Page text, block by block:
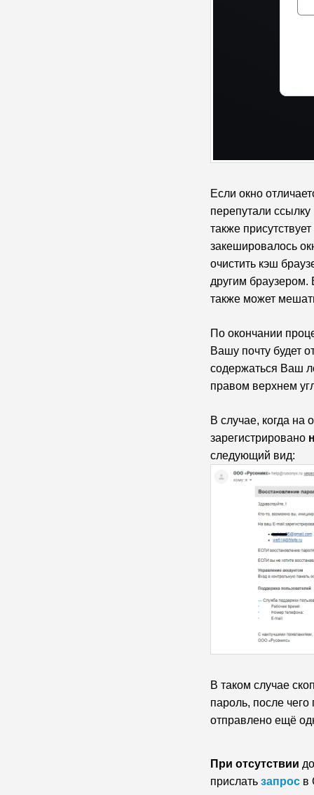
Если окно
перепутали
также
закешировалось
очистить кэш
другим браузером.
также может
По окончании
Вашу почту будет
содержаться Ваш
правом верхнем
В случае, когда на
зарегистрировано
следующий вид:
В таком случае
пароль, после
отправлено ещё
При отсутствии
прислать запрос в